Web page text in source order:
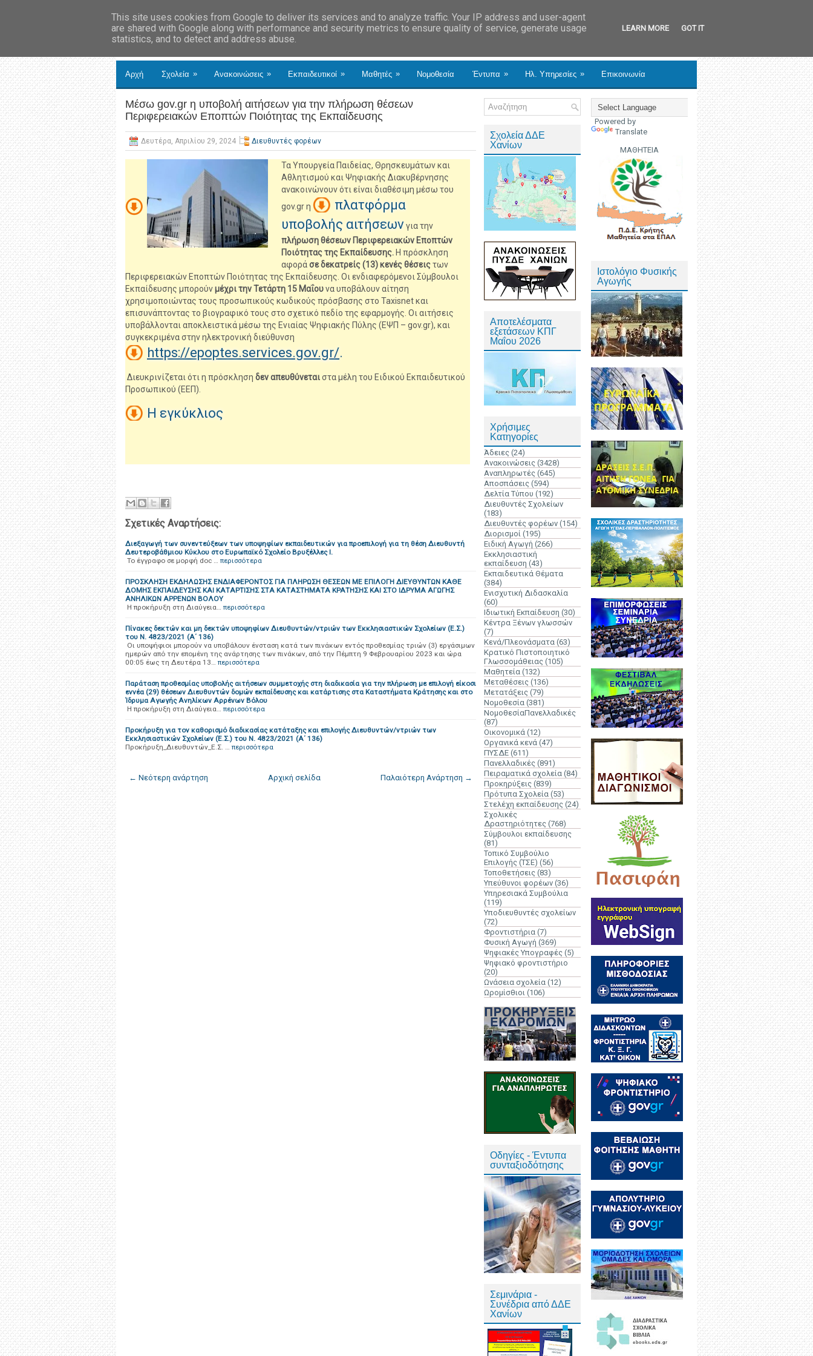
Αρχή Σχολεία » Ανακοινώσεις » Εκπαιδευτικοί » Μαθητές » Νομοθεσία Έντυπα » Ηλ. Υπηρεσίες » Επικοινωνία
Μέσω gov.gr η υποβολή αιτήσεων για την πλήρωση θέσεων
Περιφερειακών Εποπτών Ποιότητας της Εκπαίδευσης
Δευτέρα, Απριλίου 29, 2024 Διευθυντές φορέων
Τα Υπουργεία Παιδείας, Θρησκευμάτων και
Αθλητισμού και Ψηφιακής Διακυβέρνησης
ανακοινώνουν ότι είναι διαθέσιμη μέσω του
gov.gr η
πλατφόρμα
υποβολής αιτήσεωνγια την
πλήρωση θέσεων Περιφερειακών Εποπτών
Ποιότητας της Εκπαίδευσης. Η πρόσκληση
αφοράσε δεκατρείς (13) κενές θέσειςτων
Περιφερειακών Εποπτών Ποιότητας της Εκπαίδευσης. Οι ενδιαφερόμενοι Σύμβουλοι
Εκπαίδευσης μπορούνμέχρι την Τετάρτη 15 Μαΐουνα υποβάλουν αίτηση
χρησιμοποιώντας τους προσωπικούς κωδικούς πρόσβασης στο Taxisnet και
επισυνάπτοντας το βιογραφικό τους στο σχετικό πεδίο της εφαρμογής. Οι αιτήσεις
υποβάλλονται αποκλειστικά μέσω της Ενιαίας Ψηφιακής Πύλης (ΕΨΠ – gov.gr), και
συγκεκριμένα στην ηλεκτρονική διεύθυνση
https://epoptes.services.gov.gr/.
Διευκρινίζεται ότι η πρόσκληση δεν απευθύνεταιστα μέλη του Ειδικού Εκπαιδευτικού
Προσωπικού (ΕΕΠ).
Η εγκύκλιος
Σχετικές Αναρτήσεις:
Διεξαγωγή των συνεντεύξεων των υποψηφίων εκπαιδευτικών για προεπιλογή για τη θέση Διευθυντή
Δευτεροβάθμιου Κύκλου στο Ευρωπαϊκό Σχολείο Βρυξέλλες Ι.
Το έγγραφο σε μορφή doc … περισσότερα
ΠΡΟΣΚΛΗΣΗ ΕΚΔΗΛΩΣΗΣ ΕΝΔΙΑΦΕΡΟΝΤΟΣ ΓΙΑ ΠΛΗΡΩΣΗ ΘΕΣΕΩΝ ΜΕ ΕΠΙΛΟΓΗ ΔΙΕΥΘΥΝΤΩΝ ΚΑΘΕ
ΔΟΜΗΣ ΕΚΠΑΙΔΕΥΣΗΣ ΚΑΙ ΚΑΤΑΡΤΙΣΗΣ ΣΤΑ ΚΑΤΑΣΤΗΜΑΤΑ ΚΡΑΤΗΣΗΣ ΚΑΙ ΣΤΟ ΙΔΡΥΜΑ ΑΓΩΓΗΣ
ΑΝΗΛΙΚΩΝ ΑΡΡΕΝΩΝ ΒΟΛΟΥ
H προκήρυξη στη Διαύγεια… περισσότερα
Πίνακες δεκτών και μη δεκτών υποψηφίων Διευθυντών/ντριών των Εκκλησιαστικών Σχολείων (Ε.Σ.)
του Ν. 4823/2021 (Α΄ 136)
Οι υποψήφιοι μπορούν να υποβάλουν ένσταση κατά των πινάκων εντός προθεσμίας τριών (3) εργάσιμων
ημερών από την επομένη της ανάρτησης των πινάκων, από την Πέμπτη 9 Φεβρουαρίου 2023 και ώρα
00:05 έως τη Δευτέρα 13… περισσότερα
Παράταση προθεσμίας υποβολής αιτήσεων συμμετοχής στη διαδικασία για την πλήρωση με επιλογή είκοσι
εννέα (29) θέσεων Διευθυντών δομών εκπαίδευσης και κατάρτισης στα Καταστήματα Κράτησης και στο
Ίδρυμα Αγωγής Ανηλίκων Αρρένων Βόλου
Η προκήρυξη στη Διαύγεια… περισσότερα
Προκήρυξη για τον καθορισμό διαδικασίας κατάταξης και επιλογής Διευθυντών/ντριών των
Εκκλησιαστικών Σχολείων (Ε.Σ.) του Ν. 4823/2021 (Α΄ 136)
Προκήρυξη_Διευθυντών_Ε.Σ. … περισσότερα
← Νεότερη ανάρτηση Παλαιότερη Ανάρτηση →
Αρχική σελίδα
Σχολεία ΔΔΕ
Χανίων
Αποτελέσματα
εξετάσεων ΚΠΓ
Μαΐου 2026
Χρήσιμες
Κατηγορίες
Άδειες (24)
Ανακοινώσεις (3428)
Αναπληρωτές (645)
Αποσπάσεις (594)
Δελτία Τύπου (192)
Διευθυντές Σχολείων
(183)
Διευθυντές φορέων (154)
Διορισμοί (195)
Ειδική Αγωγή (266)
Εκκλησιαστική
εκπαίδευση (43)
Εκπαιδευτικά Θέματα
(384)
Ενισχυτική Διδασκαλία
(60)
Ιδιωτική Εκπαίδευση (30)
Κέντρα Ξένων γλωσσών
(7)
Κενά/Πλεονάσματα (63)
Κρατικό Πιστοποιητικό
Γλωσσομάθειας (105)
Μαθητεία (132)
Μεταθέσεις (136)
Μετατάξεις (79)
Νομοθεσία (381)
ΝομοθεσίαΠανελλαδικές
(87)
Οικονομικά (12)
Οργανικά κενά (47)
ΠΥΣΔΕ (611)
Πανελλαδικές (891)
Πειραματικά σχολεία (84)
Προκηρύξεις (839)
Πρότυπα Σχολεία (53)
Στελέχη εκπαίδευσης (24)
Σχολικές
Δραστηριότητες (768)
Σύμβουλοι εκπαίδευσης
(81)
Τοπικό Συμβούλιο
Επιλογής (ΤΣΕ) (56)
Τοποθετήσεις (83)
Υπεύθυνοι φορέων (36)
Υπηρεσιακά Συμβούλια
(119)
Υποδιευθυντές σχολείων
(72)
Φροντιστήρια (7)
Φυσική Αγωγή (369)
Ψηφιακές Υπογραφές (5)
Ψηφιακό φροντιστήριο
(20)
Ωνάσεια σχολεία (12)
Ωρομίσθιοι (106)
Οδηγίες - Έντυπα
συνταξιοδότησης
Σεμινάρια -
Συνέδρια από ΔΔΕ
Χανίων
Powered by
Translate
ΜΑΘΗΤΕΙΑ
Ιστολόγιο Φυσικής
Αγωγής
This site uses cookies from Google to deliver its services and to analyze traffic. Your IP address and user-agent
are shared with Google along with performance and security metrics to ensure quality of service, generate usage
statistics, and to detect and address abuse.
LEARN MORE GOT IT